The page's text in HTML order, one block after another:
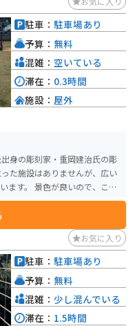
なく、猫に関する貴重な展
できます。猫グッズのショップ
身の彫刻家・重岡建治氏の彫
た施設はありませんが、広い
ます。 景色が良いので、ここ
駐車： 駐車場あり
予算： 無料
混雑： 空いている
滞在： 0.3時間
施設： 屋外
お気に入り
駐車： 駐車場あり
予算： 無料
混雑： 少し混んでいる
滞在： 1.5時間